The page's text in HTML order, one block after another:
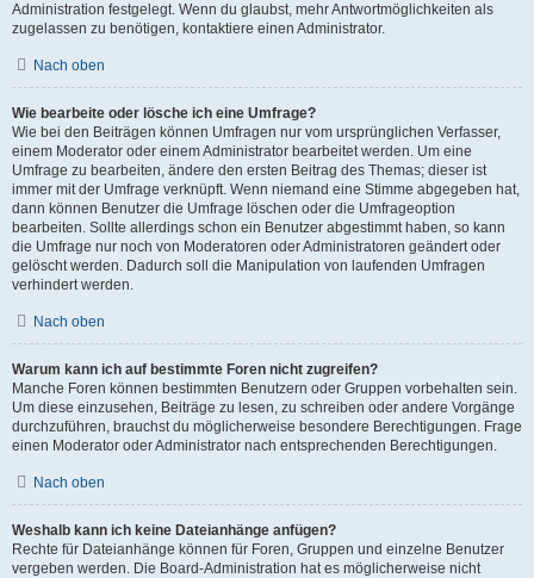
Administration festgelegt. Wenn du glaubst, mehr Antwortmöglichkeiten als
zugelassen zu benötigen, kontaktiere einen Administrator.
Nach oben
Wie bearbeite oder lösche ich eine Umfrage?
Wie bei den Beiträgen können Umfragen nur vom ursprünglichen Verfasser,
einem Moderator oder einem Administrator bearbeitet werden. Um eine
Umfrage zu bearbeiten, ändere den ersten Beitrag des Themas; dieser ist
immer mit der Umfrage verknüpft. Wenn niemand eine Stimme abgegeben hat,
dann können Benutzer die Umfrage löschen oder die Umfrageoption
bearbeiten. Sollte allerdings schon ein Benutzer abgestimmt haben, so kann
die Umfrage nur noch von Moderatoren oder Administratoren geändert oder
gelöscht werden. Dadurch soll die Manipulation von laufenden Umfragen
verhindert werden.
Nach oben
Warum kann ich auf bestimmte Foren nicht zugreifen?
Manche Foren können bestimmten Benutzern oder Gruppen vorbehalten sein.
Um diese einzusehen, Beiträge zu lesen, zu schreiben oder andere Vorgänge
durchzuführen, brauchst du möglicherweise besondere Berechtigungen. Frage
einen Moderator oder Administrator nach entsprechenden Berechtigungen.
Nach oben
Weshalb kann ich keine Dateianhänge anfügen?
Rechte für Dateianhänge können für Foren, Gruppen und einzelne Benutzer
vergeben werden. Die Board-Administration hat es möglicherweise nicht